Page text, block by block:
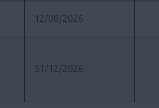
12/08/2026
31/12/2026